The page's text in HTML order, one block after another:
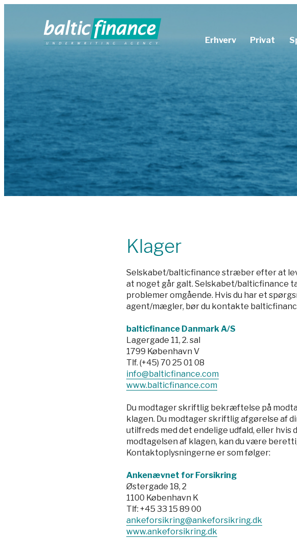
Erhverv
Ansvarsforsikring
Cyberforsikring
Kræftforsikring
Motorforsikring
Privat
Klager
Selskabet/balticfinance stræber efter at
at noget går galt. Selskabet/balticfinance
problemer omgående. Hvis du har et
agent/mægler, bør du kontakte
balticfinance Danmark A/S
Lagergade 11, 2. sal
1799 København V
Tlf. (+45) 70 25 01 08
info@balticfinance.com
www.balticfinance.com
Du modtager skriftlig bekræftelse på
klagen. Du modtager skriftlig afgørelse af
utilfreds med det endelige udfald, eller
modtagelsen af klagen, kan du være
Kontaktoplysningerne er som følger:
Ankenævnet for Forsikring
Østergade 18, 2
1100 København K
Tlf: +45 33 15 89 00
ankeforsikring@ankeforsikring.dk
www.ankeforsikring.dk